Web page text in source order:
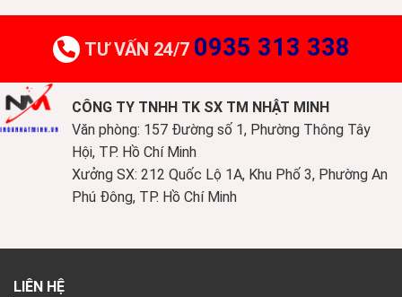
TƯ VẤN 24/7 0935 313 338
CÔNG TY TNHH TK SX TM NHẬT MINH
Văn phòng: 157 Đường số 1, Phường Thông Tây
Hội, TP. Hồ Chí Minh
Xưởng SX: 212 Quốc Lộ 1A, Khu Phố 3, Phường An
Phú Đông, TP. Hồ Chí Minh
LIÊN HỆ